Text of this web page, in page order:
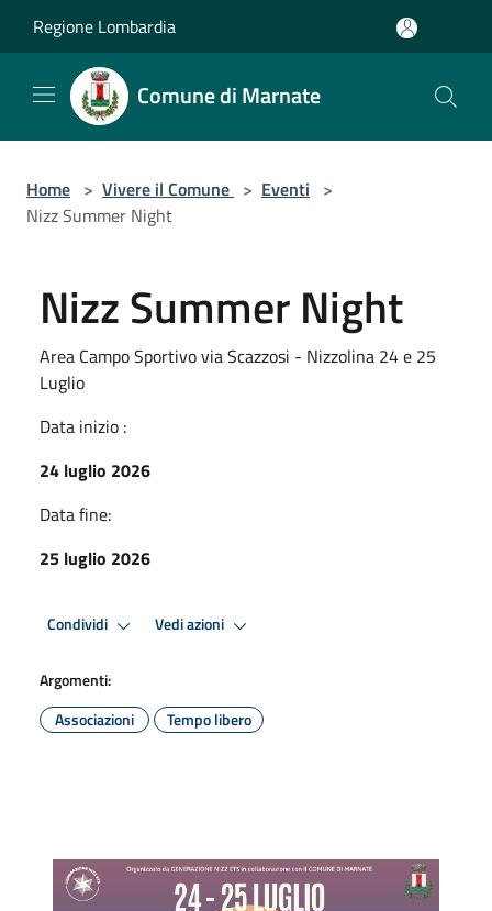
Regione Lombardia
Comune di Marnate
Home > Vivere il Comune > Eventi >
Nizz Summer Night
Nizz Summer Night
Area Campo Sportivo via Scazzosi - Nizzolina 24 e 25
Luglio
Data inizio :
24 luglio 2026
Data fine:
25 luglio 2026
Condividi Vedi azioni
Argomenti:
Associazioni
Tempo libero